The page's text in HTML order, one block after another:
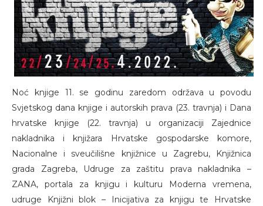
Noć knjige 11. se godinu zaredom održava u povodu
Svjetskog dana knjige i autorskih prava (23. travnja) i Dana
hrvatske knjige (22. travnja) u organizaciji Zajednice
nakladnika i knjižara Hrvatske gospodarske komore,
Nacionalne i sveučilišne knjižnice u Zagrebu, Knjižnica
grada Zagreba, Udruge za zaštitu prava nakladnika –
ZANA, portala za knjigu i kulturu Moderna vremena,
udruge Knjižni blok – Inicijativa za knjigu te Hrvatske